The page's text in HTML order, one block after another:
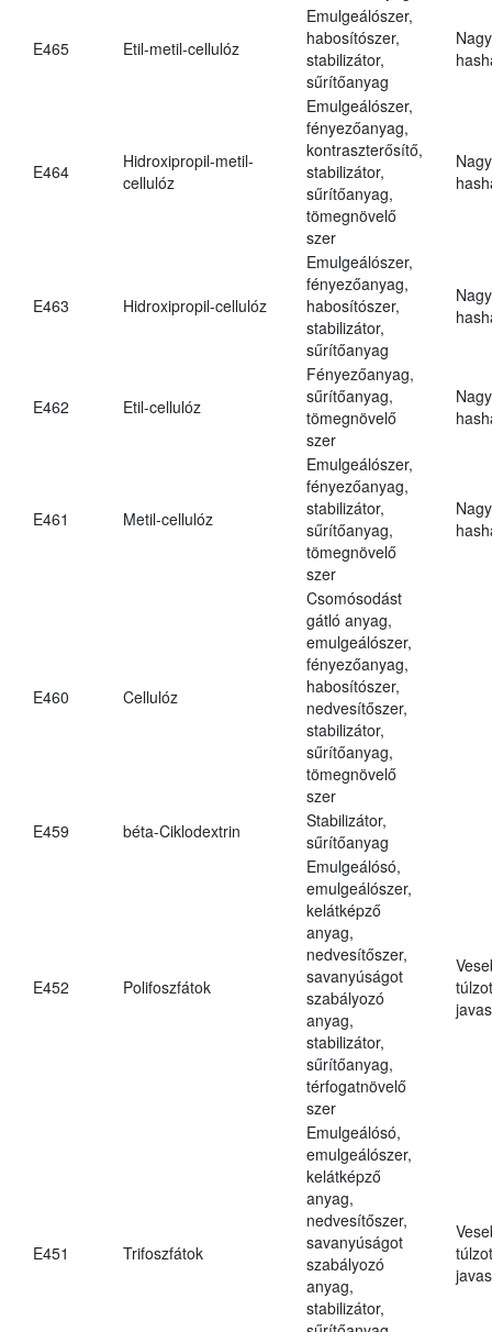
E465 Etil-metil-cellulóz
Emulgeálószer,
habosítószer,
stabilizátor,
sűrítőanyag
E464
Hidroxipropil-metil-
cellulóz
Emulgeálószer,
fényezőanyag,
kontraszterősítő,
stabilizátor,
sűrítőanyag,
tömegnövelő
szer
E463 Hidroxipropil-cellulóz
Emulgeálószer,
fényezőanyag,
habosítószer,
stabilizátor,
sűrítőanyag
E462 Etil-cellulóz
Fényezőanyag,
sűrítőanyag,
tömegnövelő
szer
E461 Metil-cellulóz
Emulgeálószer,
fényezőanyag,
stabilizátor,
sűrítőanyag,
tömegnövelő
szer
E460 Cellulóz
Csomósodást
gátló anyag,
emulgeálószer,
fényezőanyag,
habosítószer,
nedvesítőszer,
stabilizátor,
sűrítőanyag,
tömegnövelő
szer
E459
béta-Ciklodextrin
Stabilizátor,
sűrítőanyag
E452 Polifoszfátok
Emulgeálósó,
emulgeálószer,
kelátképző
anyag,
nedvesítőszer,
savanyúságot
szabályozó
anyag,
stabilizátor,
sűrítőanyag,
térfogatnövelő
szer
E451 Trifoszfátok
Emulgeálósó,
emulgeálószer,
kelátképző
anyag,
nedvesítőszer,
savanyúságot
szabályozó
anyag,
stabilizátor,